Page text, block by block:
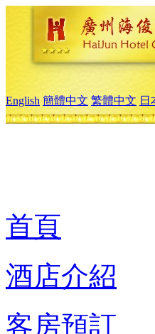
English 簡體中文 繁體中文 日
首頁
酒店介紹
客房預訂